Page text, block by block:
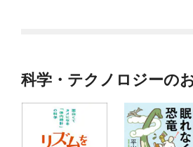
科学・テクノロジーの